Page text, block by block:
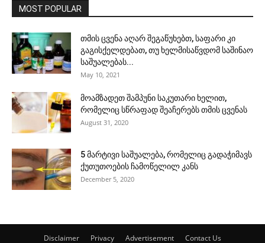
MOST POPULAR
თმის ცვენა აღარ შეგაწუხებთ, საფარი კი
გაგისქელდებათ, თუ ხელმისაწვდომ საშინაო
საშუალებას...
May 10, 2021
მოამზადეთ შამპუნი საკუთარი ხელით,
რომელიც სწრაფად შეაჩერებს თმის ცვენას
August 31, 2020
5 მარტივი საშუალება, რომელიც გადაჭიმავს
ქუთუთოების ჩამოწელილ კანს
December 5, 2020
Disclaimer Privacy Advertisement Contact Us